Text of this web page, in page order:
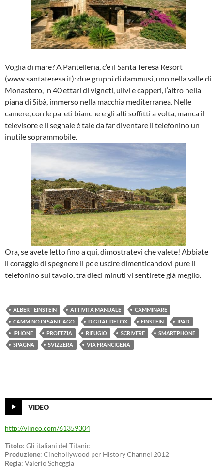
Voglia di mare? A Pantelleria, c’è il Santa Teresa Resort
(www.santateresa.it): due gruppi di dammusi, uno nella valle di
Monastero, in 40 ettari di vigneti, ulivi e capperi, l’altro nella
piana di Sibà, immerso nella macchia mediterranea. Nelle
camere, con le pareti bianche e gli alti soffitti a volta, manca il
televisore e il segnale è tale da far diventare il telefonino un
inutile soprammobile.
Ora, se avete letto fino a qui, dimostratevi che valete! Abbiate
il coraggio di spegnere il pc e uscire dimenticandovi pure il
telefonino sul tavolo, tra dieci minuti vi sentirete già meglio.
ALBERT EINSTEIN ATTIVITÀ MANUALE
CAMMINARE
CAMMINO DI SANTIAGO
DIGITAL DETOX EINSTEIN
IPAD
IPHONE
PROFEZIA RIFUGIO SCRIVERE
SMARTPHONE
SPAGNA
SVIZZERA VIA FRANCIGENA
VIDEO
http://vimeo.com/61359304
Titolo: Gli italiani del Titanic
Produzione: Cinehollywood per History Channel 2012
Regia: Valerio Scheggia